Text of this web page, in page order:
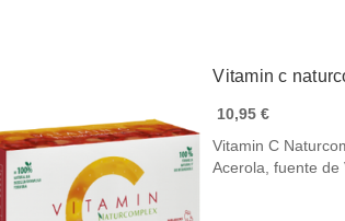
Vitamin c
10,95 €
Vitamin C
Acerola, fuente